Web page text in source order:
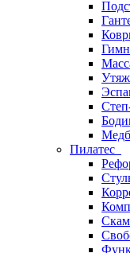
Пилатес